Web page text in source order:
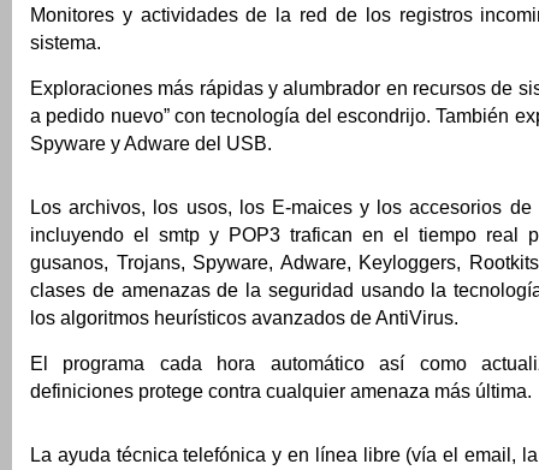
Monitores y actividades de la red de los registros
sistema.
Exploraciones más rápidas y alumbrador en recursos de
a pedido nuevo” con tecnología del escondrijo. También
Spyware y Adware del USB.
Los archivos, los usos, los E-maices y los accesorios de
incluyendo el smtp y POP3 trafican en el tiempo real
gusanos, Trojans, Spyware, Adware, Keyloggers,
clases de amenazas de la seguridad usando la
los algoritmos heurísticos avanzados de AntiVirus.
El programa cada hora automático así como
definiciones protege contra cualquier amenaza más última.
La ayuda técnica telefónica y en línea libre (vía el email,